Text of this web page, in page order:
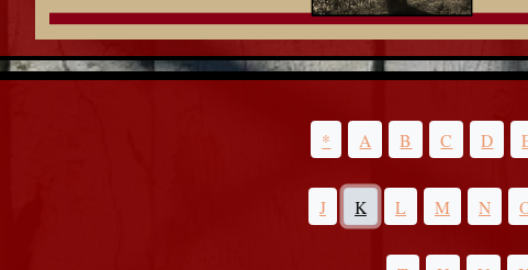
* A B C D
J K L M N